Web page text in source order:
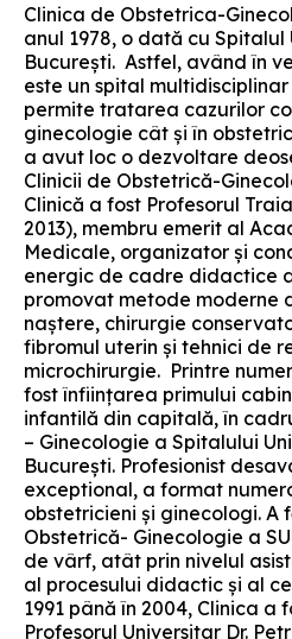
Clinica de Obstetrica-
anul 1978, o dată cu
Bucureşti. Astfel, având în
este un spital
permite tratarea cazurilor
ginecologie cât şi în
a avut loc o dezvoltare
Clinicii de Obstetrică-
Clinică a fost Profesorul
2013), membru emerit al
Medicale, organizator şi
energic de cadre didactice
promovat metode moderne
naştere, chirurgie
fibromul uterin şi tehnici de
microchirurgie. Printre
fost înfiinţarea primului
infantilă din capitală, în
– Ginecologie a Spitalului
Bucureşti. Profesionist
exceptional, a format
obstetricieni și ginecologi. A
Obstetrică- Ginecologie a
de vârf, atât prin nivelul
al procesului didactic și al
1991 până în 2004, Clinica a
Profesorul Universitar Dr.